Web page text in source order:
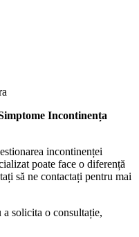
Incontinența
incontinenței
poate face o diferență
să ne contactați pentru mai
solicita o consultație,